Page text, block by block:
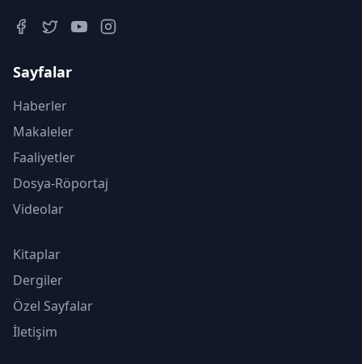
Sayfalar
Haberler
Makaleler
Faaliyetler
Dosya-Röportaj
Videolar
Kitaplar
Dergiler
Özel Sayfalar
İletişim